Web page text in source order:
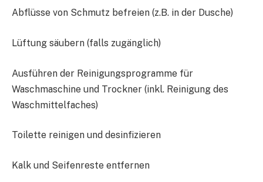
Abflüsse von Schmutz befreien (z.B. in der Dusche)
Lüftung säubern (falls zugänglich)
Ausführen der Reinigungsprogramme für
Waschmaschine und Trockner (inkl. Reinigung des
Waschmittelfaches)
Toilette reinigen und desinfizieren
Kalk und Seifenreste entfernen